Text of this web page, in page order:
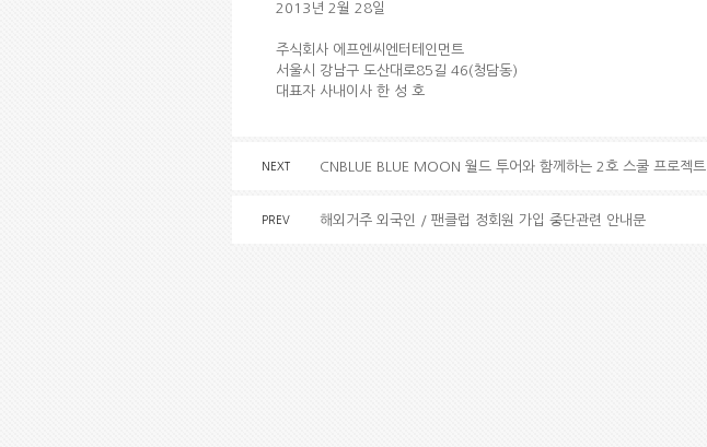
2013년 2월 28일
주식회사 에프엔씨엔터테인먼트
서울시 강남구 도산대로85길 46(청담동)
대표자 사내이사 한 성 호
NEXT CNBLUE BLUE MOON 월드 투어와 함께하는 2호 스쿨 프로젝트
PREV 해외거주 외국인 / 팬클럽 정회원 가입 중단관련 안내문